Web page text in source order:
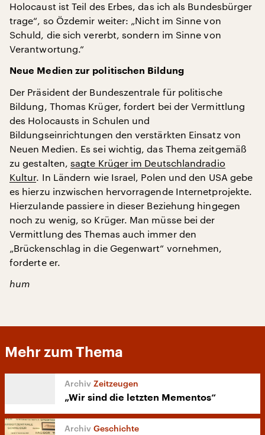
Holocaust ist Teil des Erbes, das ich als Bundesbürger
trage“, so Özdemir weiter: „Nicht im Sinne von
Schuld, die sich vererbt, sondern im Sinne von
Verantwortung.“
Neue Medien zur politischen Bildung
Der Präsident der Bundeszentrale für politische
Bildung, Thomas Krüger, fordert bei der Vermittlung
des Holocausts in Schulen und
Bildungseinrichtungen den verstärkten Einsatz von
Neuen Medien. Es sei wichtig, das Thema zeitgemäß
zu gestalten,sagte Krüger im Deutschlandradio
Kultur. In Ländern wie Israel, Polen und den USA gebe
es hierzu inzwischen hervorragende Internetprojekte.
Hierzulande passiere in dieser Beziehung hingegen
noch zu wenig, so Krüger. Man müsse bei der
Vermittlung des Themas auch immer den
„Brückenschlag in die Gegenwart“ vornehmen,
forderte er.
hum
Mehr zum Thema
Zeitzeugen
„Wir sind die letzten Mementos“
Geschichte